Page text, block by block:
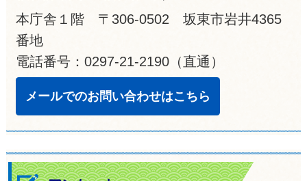
本庁舎１階 〒306-0502 坂東市岩井4365
番地
電話番号：0297-21-2190（直通）
メールでのお問い合わせはこちら